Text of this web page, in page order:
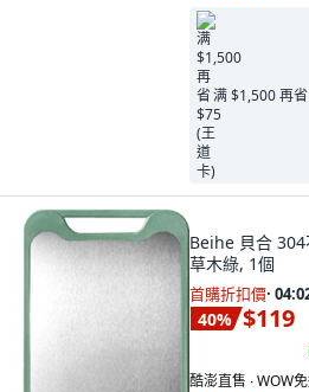
满 $1,500 再
Beihe 貝合
草木綠, 1個
首購折扣價·
40% $119
酷澎直售 ∙ WOW